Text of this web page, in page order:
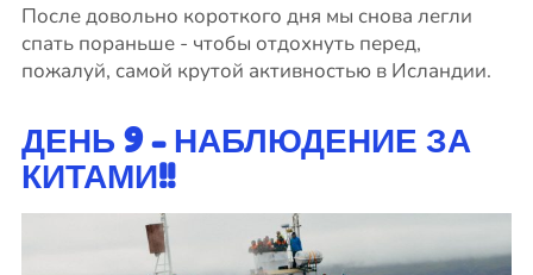
После довольно короткого дня мы снова легли
спать пораньше - чтобы отдохнуть перед,
пожалуй, самой крутой активностью в Исландии.
ДЕНЬ 9 - НАБЛЮДЕНИЕ ЗА
КИТАМИ!!